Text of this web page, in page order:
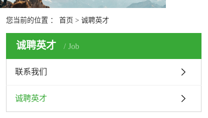
新闻中心
技术支持
联系我们
联系我们
您当前的位置 ：首页 >诚聘英才
诚聘英才 Job
联系我们
诚聘英才